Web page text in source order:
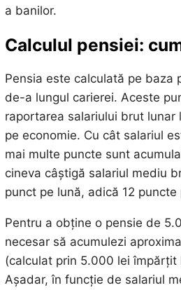
a banilor.
Calculul pensiei:
Pensia este calculată pe baza
de-a lungul carierei. Aceste
raportarea salariului brut lunar
pe economie. Cu cât salariul
mai multe puncte sunt
cineva câștigă salariul mediu
punct pe lună, adică 12 puncte
Pentru a obține o pensie de
necesar să acumulezi
(calculat prin 5.000 lei împărțit
Așadar, în funcție de salariul